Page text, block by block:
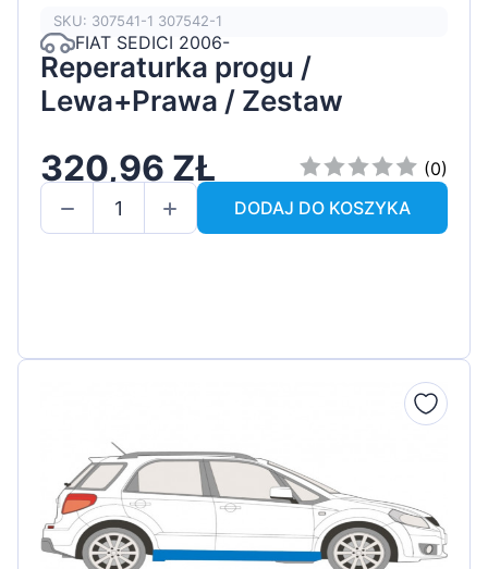
SKU: 307541-1 307542-1
FIAT SEDICI 2006-
Reperaturka progu /
Lewa+Prawa / Zestaw
320,96 ZŁ
(0)
DODAJ DO KOSZYKA